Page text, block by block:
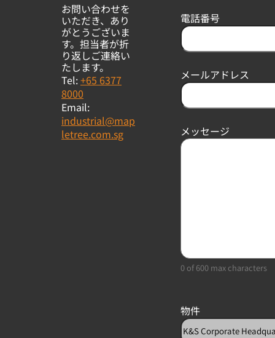
お問い合わせを
いただき、あり
がとうございま
す。担当者が折
り返しご連絡い
たします。
Tel:+65 6377
8000
Email:
industrial@map
letree.com.sg
r
s
t
電話番号
メールアドレス
メッセージ
0 of 600 max characters
物件